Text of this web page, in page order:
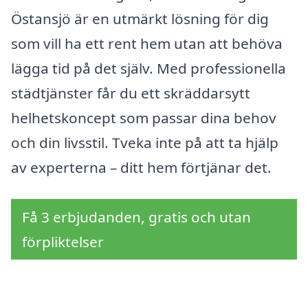
Östansjö är en utmärkt lösning för dig
som vill ha ett rent hem utan att behöva
lägga tid på det själv. Med professionella
städtjänster får du ett skräddarsytt
helhetskoncept som passar dina behov
och din livsstil. Tveka inte på att ta hjälp
av experterna – ditt hem förtjänar det.
Få 3 erbjudanden, gratis och utan
förpliktelser